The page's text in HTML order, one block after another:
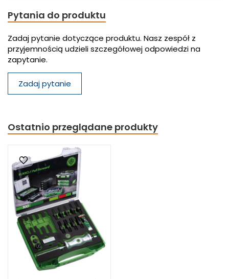
Pytania do produktu
Zadaj pytanie dotyczące produktu. Nasz zespół z
przyjemnością udzieli szczegółowej odpowiedzi na
zapytanie.
Zadaj pytanie
Ostatnio przeglądane produkty